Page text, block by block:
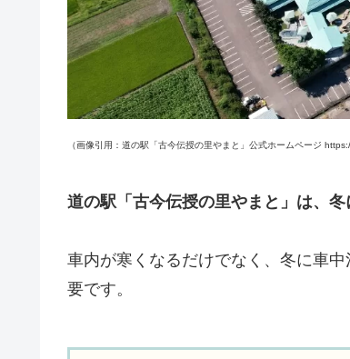
（画像引用：道の駅「古今伝授の里やまと」公式ホームページ
道の駅「古今伝授の里やまと」は、冬
車内が寒くなるだけでなく、冬に車
要です。